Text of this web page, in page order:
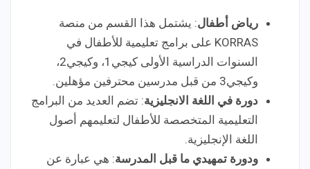
رياض أطفال: يشتمل هذا القسم من منصة
KORRAS على برامج تعليمية للأطفال في
السنوات الدراسية الأولى كيجي1، وكيجي2،
وكيجي3 من قبل مدرسين محترفين مؤهلين.
دورة في اللغة الانجليزية: تضم العديد من البرامج
التعليمية المتخصصة للأطفال لتعليمهم أصول
اللغة الإنجليزية.
ودورة تمهيدي ما قبل المدرسة: هي عبارة عن